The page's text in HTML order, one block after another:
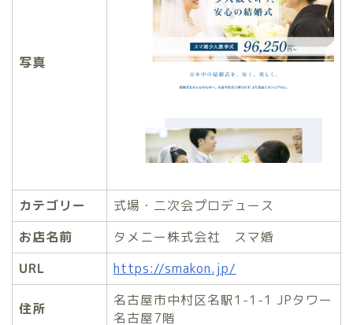
写真
カテゴリー
式場・二次会プロデュース
お店名前
タメニー株式会社 スマ婚
URL
https://smakon.jp/
住所
名古屋市中村区名駅1-1-1 JPタワー
名古屋7階